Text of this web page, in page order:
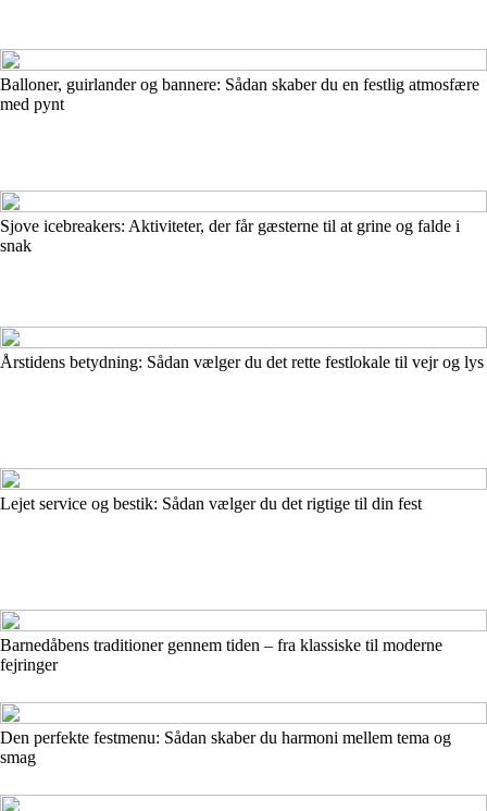
Balloner, guirlander og bannere: Sådan skaber du en festlig atmosfære
med pynt
Sjove icebreakers: Aktiviteter, der får gæsterne til at grine og falde i
snak
Årstidens betydning: Sådan vælger du det rette festlokale til vejr og lys
Lejet service og bestik: Sådan vælger du det rigtige til din fest
Barnedåbens traditioner gennem tiden – fra klassiske til moderne
fejringer
Den perfekte festmenu: Sådan skaber du harmoni mellem tema og
smag